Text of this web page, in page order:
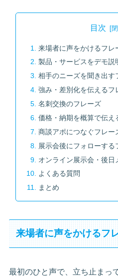
目次
来場者に声をかけるフレ
製品・サービスをデモ説
相手のニーズを聞き出す
強み・差別化を伝えるフ
名刺交換のフレーズ
価格・納期を概算で伝え
商談アポにつなぐフレー
展示会後にフォローする
オンライン展示会・後
よくある質問
まとめ
来場者に声をかけるフ
最初のひと声で、立ち止まっ